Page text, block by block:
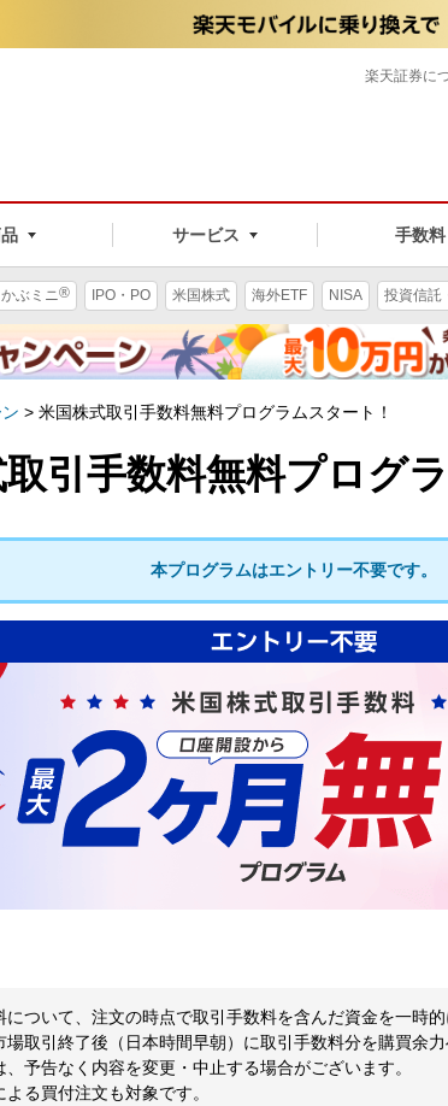
サービス 手数料
楽天証券に
かぶミニ® IPO・PO 米国株式 海外ETF NISA 投資信託
> 米国株式取引手数料無料プログラムスタート！
引手数料無料プログ
本プログラムはエントリー不要です。
について、注文の時点で取引手数料を含んだ資金を一時
場取引終了後（日本時間早朝）に取引手数料分を購買余力
予告なく内容を変更・中止する場合がございます。
よる買付注文も対象です。